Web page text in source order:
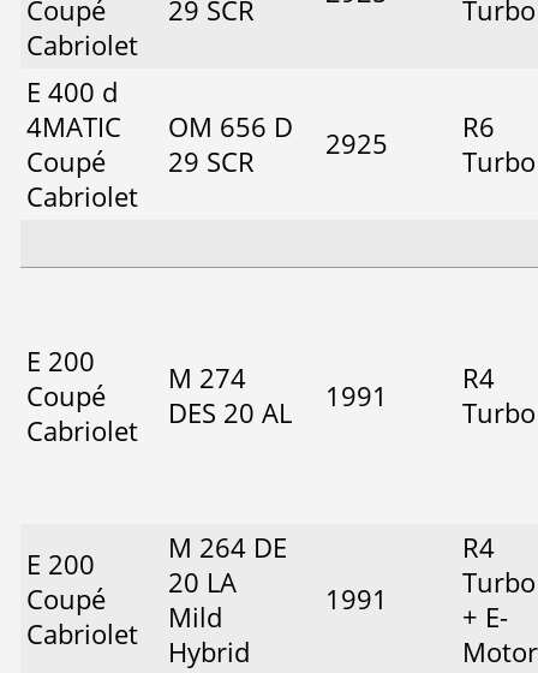
Coupé
Cabriolet
29 SCR Turbo
E 400 d
4MATIC
Coupé
Cabriolet
OM 656 D
29 SCR
2925
R6
Turbo
E 200
Coupé
Cabriolet
M 274
DES 20 AL
1991
R4
Turbo
E 200
Coupé
Cabriolet
M 264 DE
20 LA
Mild
Hybrid
1991
R4
Turbo
+ E-
Motor